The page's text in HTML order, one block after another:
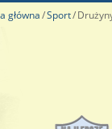
główna Sport